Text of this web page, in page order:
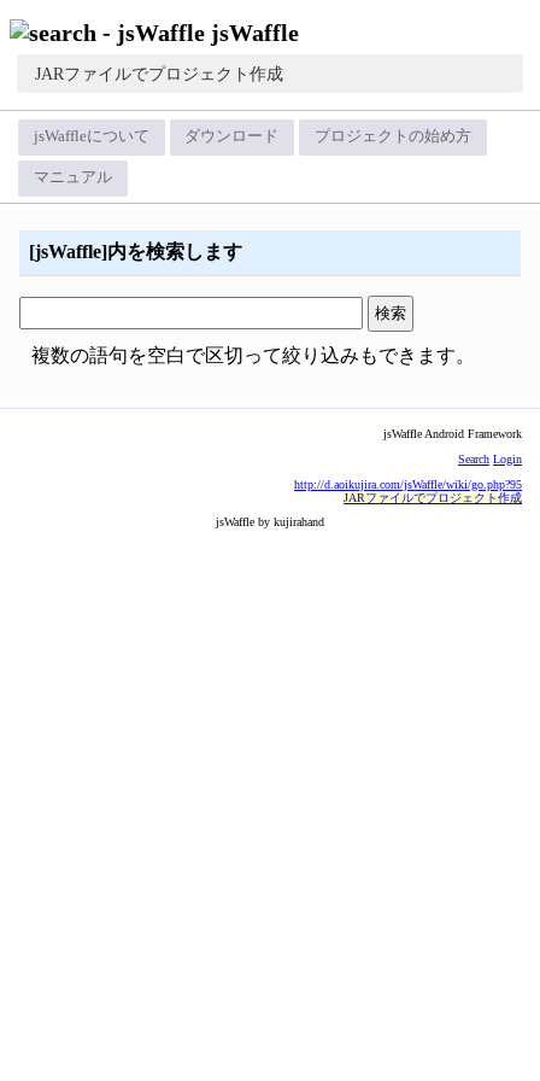
jsWaffle
JARファイルでプロジェクト作成
jsWaffleについて ダウンロード プロジェクトの始め方
マニュアル
[jsWaffle]内を検索します
複数の語句を空白で区切って絞り込みもできます。
jsWaffle Android Framework
Search Login
http://d.aoikujira.com/jsWaffle/wiki/go.php?95
JARファイルでプロジェクト作成
jsWaffle by kujirahand